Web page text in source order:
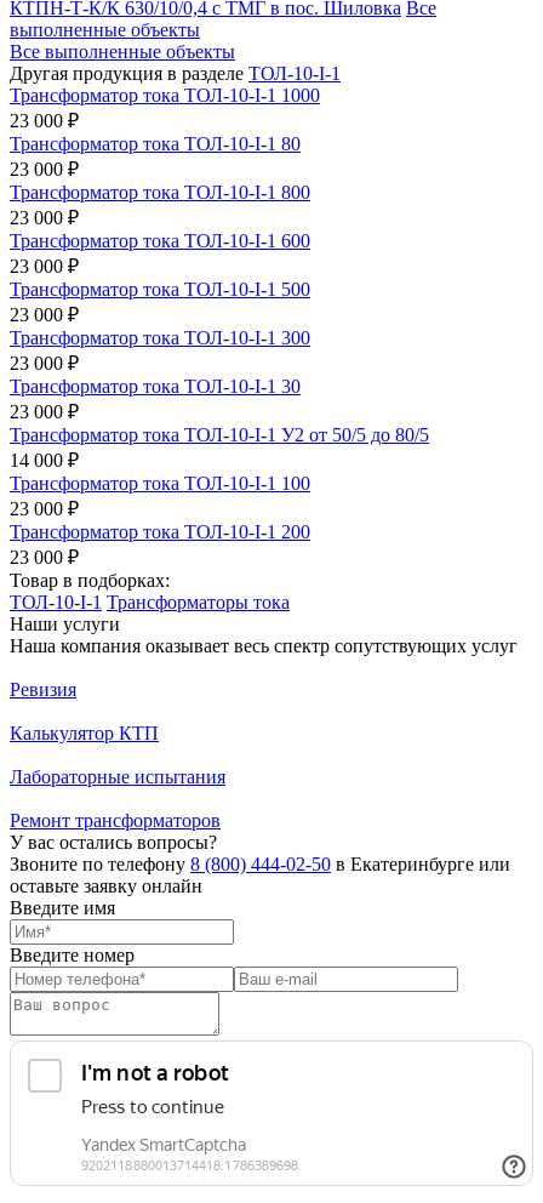
КТПН-Т-К/К 630/10/0,4 с ТМГ в пос. Шиловка Все
выполненные объекты
Все выполненные объекты
Другая продукция в разделе ТОЛ-10-I-1
Трансформатор тока ТОЛ-10-I-1 1000
23 000 ₽
Трансформатор тока ТОЛ-10-I-1 80
23 000 ₽
Трансформатор тока ТОЛ-10-I-1 800
23 000 ₽
Трансформатор тока ТОЛ-10-I-1 600
23 000 ₽
Трансформатор тока ТОЛ-10-I-1 500
23 000 ₽
Трансформатор тока ТОЛ-10-I-1 300
23 000 ₽
Трансформатор тока ТОЛ-10-I-1 30
23 000 ₽
Трансформатор тока ТОЛ-10-I-1 У2 от 50/5 до 80/5
14 000 ₽
Трансформатор тока ТОЛ-10-I-1 100
23 000 ₽
Трансформатор тока ТОЛ-10-I-1 200
23 000 ₽
Товар в подборках:
ТОЛ-10-I-1 Трансформаторы тока
Наши услуги
Наша компания оказывает весь спектр сопутствующих услуг
Ревизия
Калькулятор КТП
Лабораторные испытания
Ремонт трансформаторов
У вас остались вопросы?
Звоните по телефону 8 (800) 444-02-50 в Екатеринбурге или
оставьте заявку онлайн
Введите имя
Введите номер